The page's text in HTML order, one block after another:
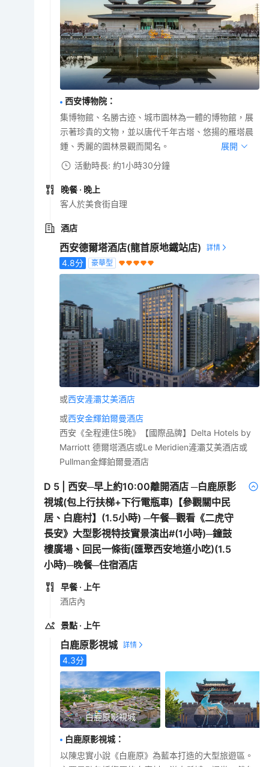
西安博物院 ：
集博物館、名勝古迹、城市園林為一體的博物館，展
示著珍貴的文物，並以唐代千年古塔、悠揚的雁塔晨
鍾、秀麗的園林景觀而聞名。
展開
活動時長: 約1小時30分鐘
晚餐 · 晚上
客人於美食街自理
酒店
西安德爾塔酒店(龍首原地鐵站店)
4.8分 豪華型
或西安滻灞艾美酒店
或西安金輝鉑爾曼酒店
西安《全程連住5晚》【國際品牌】Delta Hotels by
Marriott 德爾塔酒店或Le Meridien滻灞艾美酒店或
Pullman金輝鉑爾曼酒店
D 5
西安─早上約10:00離開酒店 ─白鹿原影
視城(包上行扶梯+下行電瓶車)【參觀關中民
居、白鹿村】(1.5小時) ─午餐─觀看《二虎守
長安》大型影視特技實景演出#(1小時)─鐘鼓
樓廣場、回民一條街(匯聚西安地道小吃)(1.5
小時)─晚餐─住宿酒店
早餐 · 上午
酒店內
景點 · 上午
白鹿原影視城
4.3分
白鹿原影視城
白鹿原影視城：
以陳忠實小說《白鹿原》為藍本打造的大型旅遊區。